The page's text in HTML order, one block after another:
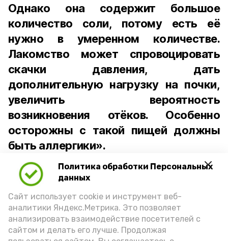
Политика обработки Персональных
данных
Сайт использует cookie и инструмент веб-
аналитики Яндекс.Метрика. Это позволяет
анализировать взаимодействие посетителей с
сайтом и делать его лучше. Продолжая
Однако она содержит большое
количество соли, потому есть её
нужно в умеренном количестве.
Лакомство может спровоцировать
скачки давления, дать
дополнительную нагрузку на почки,
увеличить вероятность
возникновения отёков. Особенно
осторожны с такой пищей должны
быть аллергики».
Для взрослого человека безопасной
порцией икры считается 30-50 граммов
(2-3 ложки). При этом следует обратить
внимание на хлеб, с которым она
подаётся: лучше выбирать